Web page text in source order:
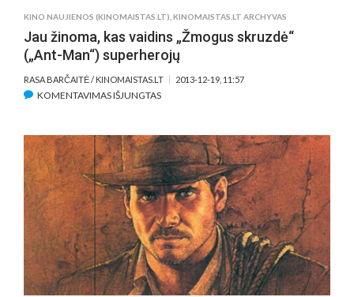
KINO NAUJIENOS (KINOMAISTAS.LT) KINOMAISTAS.LT ARCHYVAS
Jau žinoma, kas vaidins „Žmogus skruzdė“
(„Ant-Man“) superherojų
RASA BARČAITĖ / KINOMAISTAS.LT 2013-12-19, 11:57
KOMENTAVIMAS IŠJUNGTASĮRAŠE
KAS
VAIDINS
„ŽMOGUS
SKRUZDĖ“
(„ANT-
MAN“)
SUPERHEROJŲ